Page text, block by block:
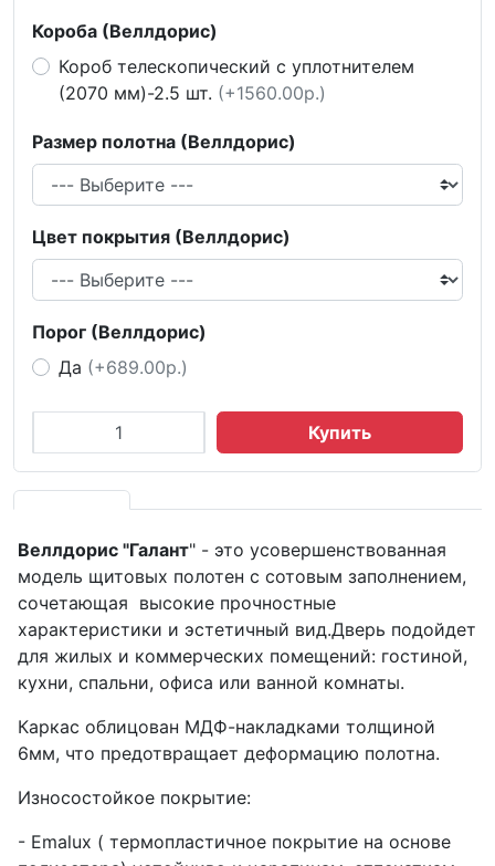
Короба (Веллдорис)
Короб телескопический с уплотнителем
(2070 мм)-2.5 шт. (+1560.00р.)
Размер полотна (Веллдорис)
Цвет покрытия (Веллдорис)
Порог (Веллдорис)
Да (+689.00р.)
Купить
Веллдорис "Галант" - это усовершенствованная
модель щитовых полотен с сотовым заполнением,
сочетающая высокие прочностные
характеристики и эстетичный вид.Дверь подойдет
для жилых и коммерческих помещений: гостиной,
кухни, спальни, офиса или ванной комнаты.
Каркас облицован МДФ-накладками толщиной
6мм, что предотвращает деформацию полотна.
Износостойкое покрытие:
- Emalux ( термопластичное покрытие на основе